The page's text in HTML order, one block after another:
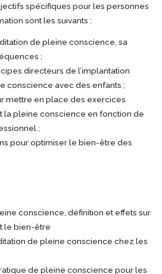
spécifiques pour les personnes
sont les suivants :
de pleine conscience, sa
;
directeurs de l’implantation
conscience avec des enfants ;
mettre en place des exercices
la pleine conscience en fonction de
;
pour optimiser le bien-être des
conscience, définition et effets sur
le bien-être
de pleine conscience chez les
de pleine conscience pour les